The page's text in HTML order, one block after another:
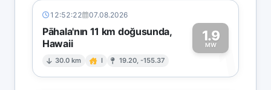
12:52:22 07.08.2026
Pāhala'nın 11 km doğusunda,
Hawaii
30.0 km I 19.20, -155.37
1.9
MW1